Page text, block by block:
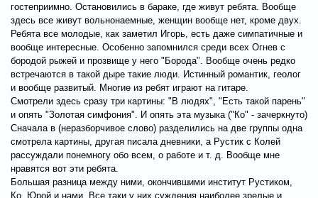
гостеприимно. Остановились в бараке, где живут ребята. Вообще
здесь все живут вольнонаемные, женщин вообще нет, кроме двух.
Ребята все молодые, как заметил Игорь, есть даже симпатичные и
вообще интересные. Особенно запомнился среди всех Огнев с
бородой рыжей и прозвище у него "Борода". Вообще очень редко
встречаются в такой дыре такие люди. Истинный романтик, геолог
и вообще развитый. Многие из ребят играют на гитаре.
Смотрели здесь сразу три картины: "В людях", "Есть такой парень"
и опять "Золотая симфония". И опять эта музыка ("Ко" - зачеркнуто)
Сначала в (неразборчивое слово) разделились на две группы одна
смотрела картины, другая писала дневники, а Рустик с Колей
рассуждали понемногу обо всем, о работе и т. д. Вообще мне
нравятся вот эти ребята.
Большая разница между ними, окончившими институт Рустиком,
Ко, Юрой и нами. Все таки у них суждения наиболее зрелые и